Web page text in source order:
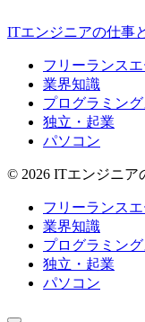
ITエンジニアの仕事
フリーランス
業界知識
プログラミン
独立・起業
パソコン
© 2026 ITエンジニア
フリーランス
業界知識
プログラミン
独立・起業
パソコン